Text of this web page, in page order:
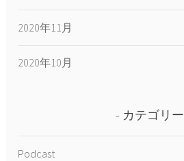
2020年11月
2020年10月
カテゴリー
Podcast